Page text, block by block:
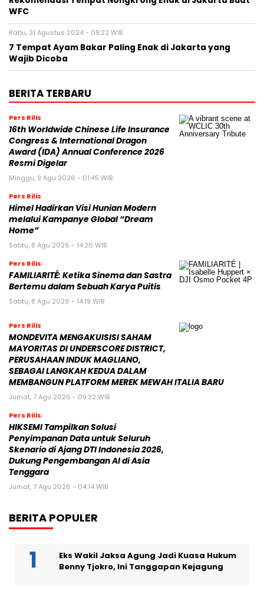
WFC
Rabu, 21 Agustus 2024 - 09:22 WIB
7 Tempat Ayam Bakar Paling Enak di Jakarta yang
Wajib Dicoba
BERITA TERBARU
Pers Rilis
16th Worldwide Chinese Life Insurance
Congress & International Dragon
Award (IDA) Annual Conference 2026
Resmi Digelar
Minggu, 9 Agu 2026 - 01:45 WIB
Pers Rilis
Himel Hadirkan Visi Hunian Modern
melalui Kampanye Global “Dream
Home”
Sabtu, 8 Agu 2026 - 14:26 WIB
Pers Rilis
FAMILIARITÉ: Ketika Sinema dan Sastra
Bertemu dalam Sebuah Karya Puitis
Sabtu, 8 Agu 2026 - 14:19 WIB
Pers Rilis
MONDEVITA MENGAKUISISI SAHAM
MAYORITAS DI UNDERSCORE DISTRICT,
PERUSAHAAN INDUK MAGLIANO,
SEBAGAI LANGKAH KEDUA DALAM
MEMBANGUN PLATFORM MEREK MEWAH ITALIA BARU
Jumat, 7 Agu 2026 - 09:32 WIB
Pers Rilis
HIKSEMI Tampilkan Solusi
Penyimpanan Data untuk Seluruh
Skenario di Ajang DTI Indonesia 2026,
Dukung Pengembangan AI di Asia
Tenggara
Jumat, 7 Agu 2026 - 04:14 WIB
BERITA POPULER
Eks Wakil Jaksa Agung Jadi Kuasa Hukum
Benny Tjokro, Ini Tanggapan Kejagung